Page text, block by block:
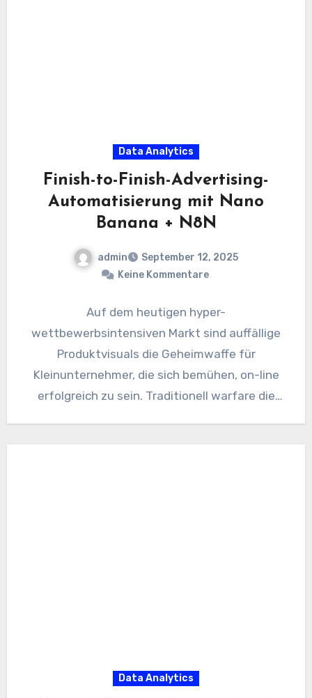
Data Analytics
Finish-to-Finish-Advertising-
Automatisierung mit Nano
Banana + N8N
admin
September 12, 2025
Keine Kommentare
Auf dem heutigen hyper-
wettbewerbsintensiven Markt sind auffällige
Produktvisuals die Geheimwaffe für
Kleinunternehmer, die sich bemühen, on-line
erfolgreich zu sein. Traditionell warfare die
Data Analytics